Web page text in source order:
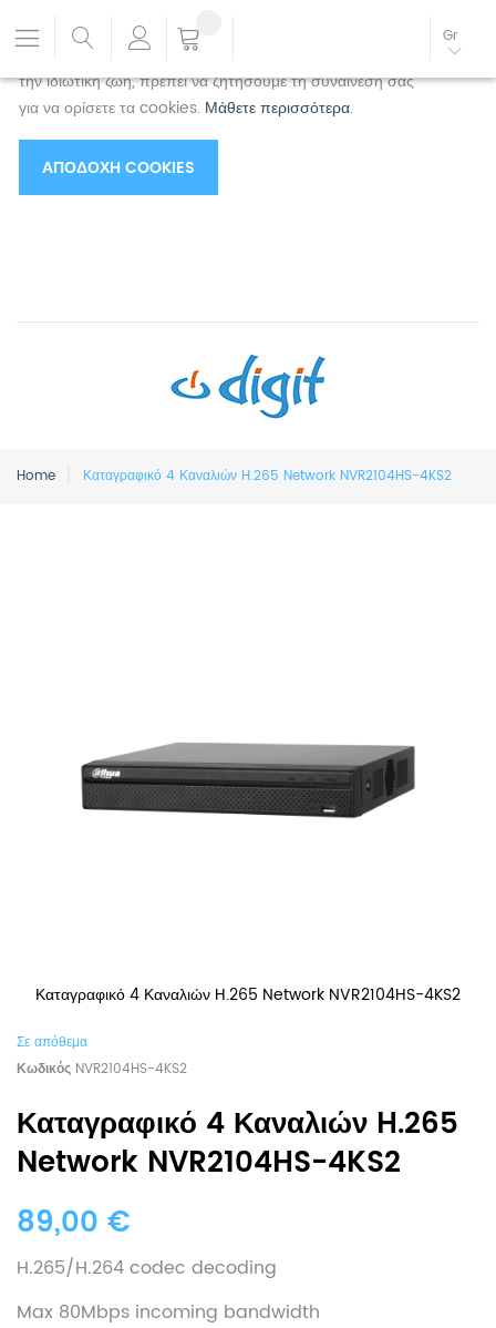
Χρησιμοποιούμε cookies για να βελτιώσουμε την
εμπειρία σας.
Για να συμμορφωθείτε με τη νέα οδηγία για
την ιδιωτική ζωή, πρέπει να ζητήσουμε τη συναίνεσή σας
για να ορίσετε τα cookies. Μάθετε περισσότερα.
ΑΠΟΔΟΧΉ COOKIES
Gr
Home Καταγραφικό 4 Καναλιών H.265 Network NVR2104HS-4KS2
Σε απόθεμα
Κωδικός NVR2104HS-4KS2
Καταγραφικό 4 Καναλιών H.265
Network NVR2104HS-4KS2
89,00 €
H.265/H.264 codec decoding
Max 80Mbps incoming bandwidth
Καταγραφικό 4 Καναλιών H.265 Network NVR2104HS-4KS2